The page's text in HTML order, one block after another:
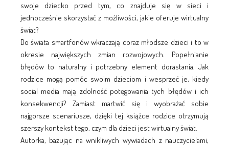
swoje dziecko przed tym, co znajduje się w sieci i
jednocześnie skorzystać z możliwości, jakie oferuje wirtualny
świat?
Do świata smartfonów wkraczają coraz młodsze dzieci i to w
okresie największych zmian rozwojowych. Popełnianie
błędów to naturalny i potrzebny element dorastania. Jak
rodzice mogą pomóc swoim dzieciom i wesprzeć je, kiedy
social media mają zdolność potęgowania tych błędów i ich
konsekwencji? Zamiast martwić się i wyobrażać sobie
najgorsze scenariusze, dzięki tej książce rodzice otrzymują
szerszy kontekst tego, czym dla dzieci jest wirtualny świat.
Autorka, bazując na wnikliwych wywiadach z nauczycielami,